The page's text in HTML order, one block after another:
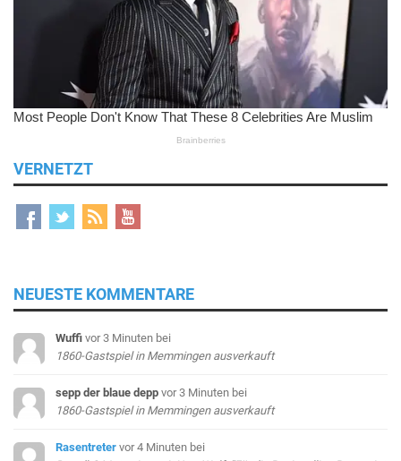
VERNETZT
NEUESTE KOMMENTARE
Wuffi vor 3 Minuten bei
1860-Gastspiel in Memmingen ausverkauft
sepp der blaue depp vor 3 Minuten bei
1860-Gastspiel in Memmingen ausverkauft
Rasentreter vor 4 Minuten bei